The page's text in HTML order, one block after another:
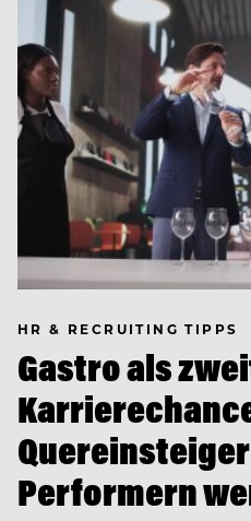
HR & RECRUITING TIPPS
Gastro als
Performern